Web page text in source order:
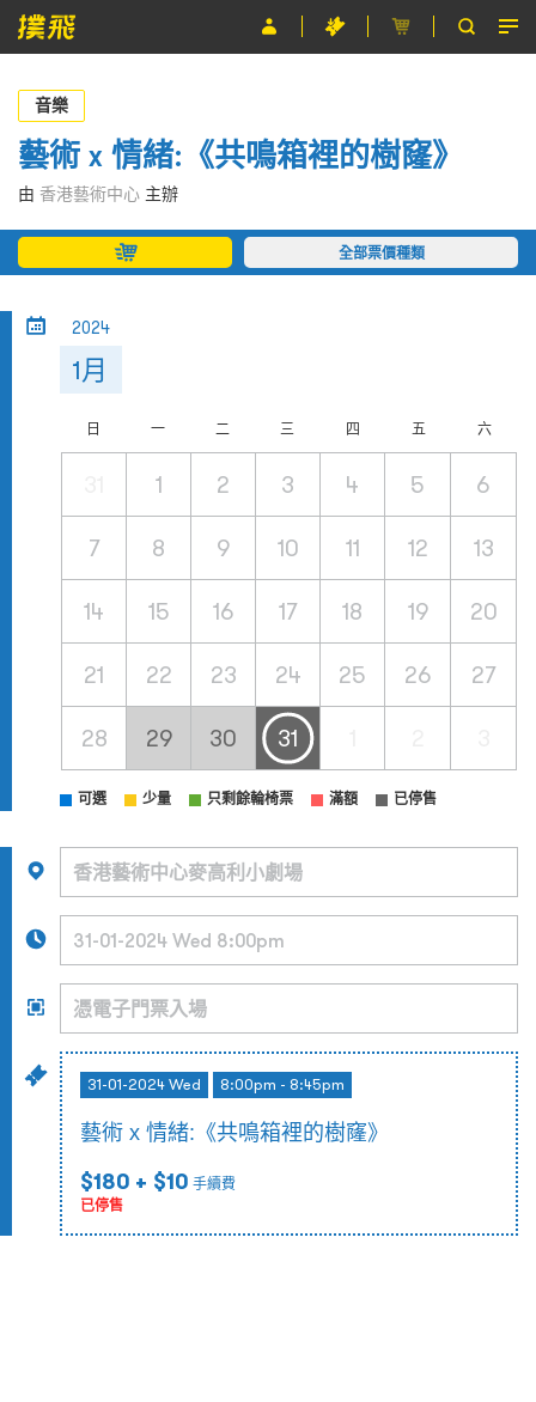
節目
主辦單位
關於撲飛
條款及細則
音樂
藝術 x 情緒:《共鳴箱裡的樹窿》
由 香港藝術中心 主辦
全部票價種類
2024
1月
日 一 二 三 四 五 六
1 2 3 4 5 6
7 8 9 10 11 12 13
14 15 16 17 18 19 20
21 22 23 24 25 26 27
28 29 30 31
可選 少量 只剩餘輪椅票 滿額 已停售
31-01-2024 Wed 8:00pm - 8:45pm
藝術 x 情緒:《共鳴箱裡的樹窿》
$180 + $10 手續費
已停售